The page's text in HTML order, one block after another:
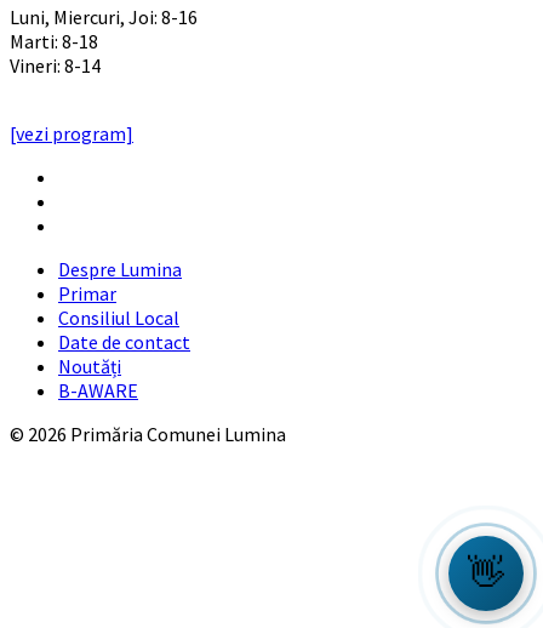
Luni, Miercuri, Joi: 8-16
Marti: 8-18
Vineri: 8-14
[vezi program]
Despre Lumina
Primar
Consiliul Local
Date de contact
Noutăți
B-AWARE
© 2026 Primăria Comunei Lumina
👋